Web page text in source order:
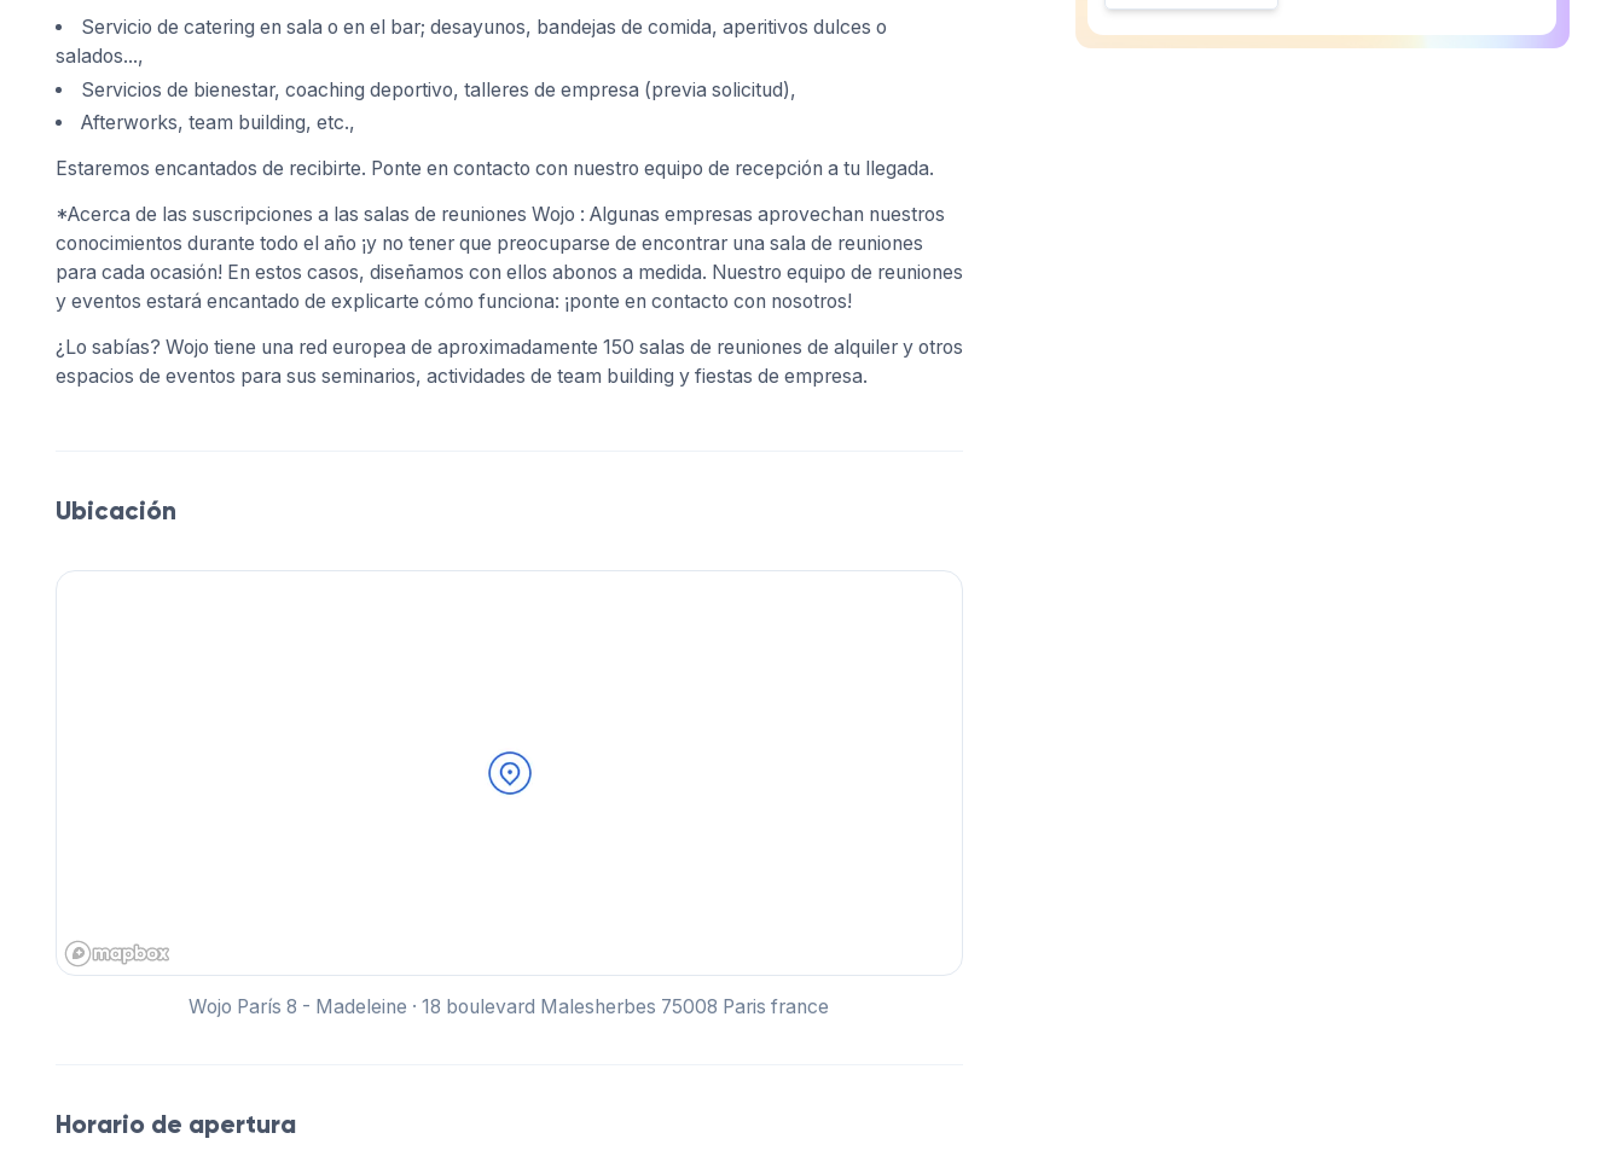
Servicio de catering en sala o en el bar; desayunos, bandejas de comida, aperitivos dulces o
salados...,
Servicios de bienestar, coaching deportivo, talleres de empresa (previa solicitud),
Afterworks, team building, etc.,
Estaremos encantados de recibirte. Ponte en contacto con nuestro equipo de recepción a tu llegada.
*Acerca de las suscripciones a las salas de reuniones Wojo : Algunas empresas aprovechan nuestros
conocimientos durante todo el año ¡y no tener que preocuparse de encontrar una sala de reuniones
para cada ocasión! En estos casos, diseñamos con ellos abonos a medida. Nuestro equipo de reuniones
y eventos estará encantado de explicarte cómo funciona: ¡ponte en contacto con nosotros!
¿Lo sabías? Wojo tiene una red europea de aproximadamente 150 salas de reuniones de alquiler y otros
espacios de eventos para sus seminarios, actividades de team building y fiestas de empresa.
Ubicación
Wojo París 8 - Madeleine · 18 boulevard Malesherbes 75008 Paris france
Horario de apertura